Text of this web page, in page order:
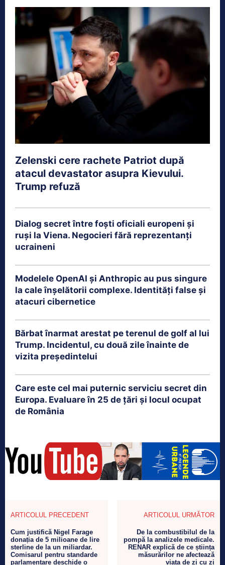
Zelenski cere rachete Patriot după
atacul devastator asupra Kievului.
Trump refuză
Dialog secret între foști oficiali europeni și
ruși la Viena. Negocieri fără reprezentanți
ucraineni
Modelele OpenAI și Anthropic au pus singure
la cale înșelătorii complexe. Identități false și
atacuri cibernetice
Bărbat înarmat arestat pe terenul de golf al lui
Trump. Incidentul, cu două zile înainte de
vizita președintelui
Care este cel mai puternic serviciu secret din
Europa. Evaluare în 25 de țări și locul ocupat
de România
ARTICOLUL PRECEDENT
Cum justifică Nigel Farage
donația de 5 milioane de lire
sterline de la un miliardar.
Comisarul pentru standarde
parlamentare deschide o
ARTICOLUL URMĂTOR
De la combustibilul de la
pompă la analizele medicale.
RENAR explică de ce știința
măsurărilor ne afectează
viața de zi cu zi